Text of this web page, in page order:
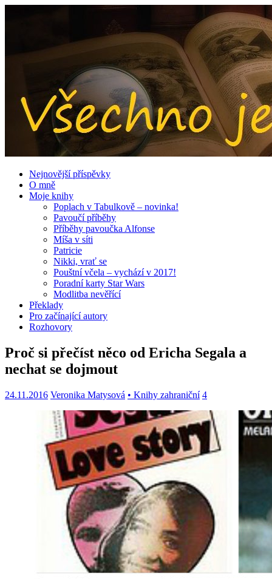
Nejnovější příspěvky
O mně
Moje knihy
Poplach v Tabulkově – novinka!
Pavoučí příběhy
Příběhy pavoučka Alfonse
Míša v síti
Patricie
Nikki, vrať se
Pouštní včela – vychází v 2017!
Poradní karty Star Wars
Modlitba nevěřící
Překlady
Pro začínající autory
Rozhovory
Proč si přečíst něco od Ericha Segala a
nechat se dojmout
24.11.2016 Veronika Matysová • Knihy zahraniční 4